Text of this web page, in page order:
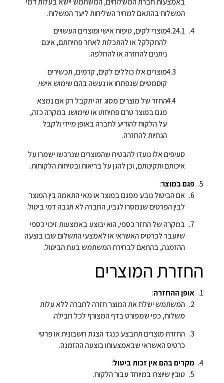
המשלוח בהתאם למחיר השליחות ליעד המשלוח.
מוצרי לקים, טיפוח אישי ומוצרים העשויים
להתקלקל או להתכלות לאחר פתיחתם, אינם
ניתנים להחזרה או להחלפה.
מוצרים אלו כוללים לקים, קרמים, תכשירים
קוסמטיים שנפתחו או נעשה בהם שימוש אישי.
החזר של מוצרים מסוג זה יתקבל רק אם נמצא
פגם במוצר טרם פתיחתו או שימושו. במקרה כזה,
על הלקוח להודיע לחברה באופן מיידי ולקבל
הנחיות להחזרה.
סעיפים אלו נועדו להבטיח שהמוצרים שנרכשו ישמרו על
איכותם ותקינותם, וכן להגן על בריאות ובטיחות הלקוחות.
פגם במוצר:
אם הביטול נובע מפגם במוצר או מאי התאמה בין המוצר
לבין הפרטים שנמסרו לגביו, החברה לא תגבה דמי ביטול.
במקרה של החזר כספי, הוא יבוצע באמצעות זיכוי כספי
שיועבר לכרטיס האשראי או לאמצעי התשלום שבו בוצעה
ההזמנה, בהתאם לבחירת המשתמש בעת הביטול.
החזרת המוצרים
אופן ההחזרה:
המשתמש ישלח את המוצר חזרה לחברה ללא עלות
משלוח, כפי שמפורט בדף המצורף לכל חבילה.
החזרת מוצרים תתבצע כנגד הצגת חשבונית או פרטי
כרטיס האשראי שבאמצעותו בוצעה ההזמנה.
מקרים בהם אין זכות ביטול:
טובין שיוצרו במיוחד עבור הלקוח.